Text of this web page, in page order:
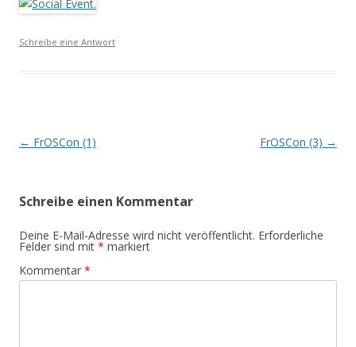
Schreibe eine Antwort
Beitrags-
← FrOSCon (1) FrOSCon (3) →
Schreibe einen Kommentar
Deine E-Mail-Adresse wird nicht veröffentlicht. Erforderliche
Felder sind mit * markiert
Kommentar *